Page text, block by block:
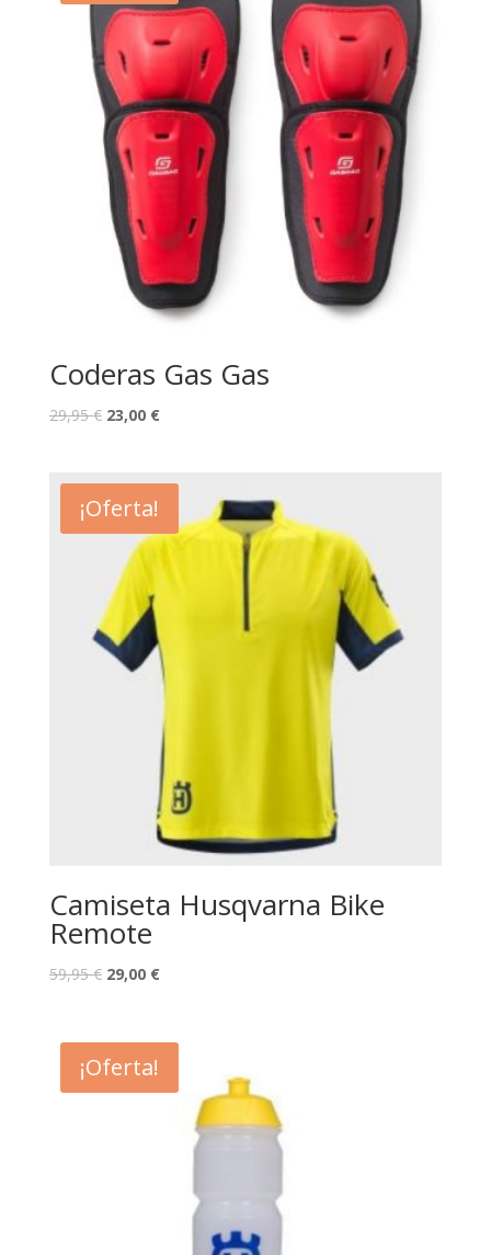
Coderas Gas Gas
29,95€ 23,00 €
¡Oferta!
Camiseta Husqvarna Bike
Remote
59,95€ 29,00 €
¡Oferta!